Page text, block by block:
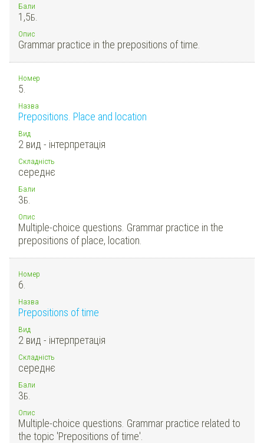
Бали
1,5Б.
Опис
Grammar practice in the prepositions of time.
Номер
5.
Назва
Prepositions. Place and location
Вид
2 вид - інтерпретація
Складність
середнє
Бали
3Б.
Опис
Multiple-choice questions. Grammar practice in the
prepositions of place, location.
Номер
6.
Назва
Prepositions of time
Вид
2 вид - інтерпретація
Складність
середнє
Бали
3Б.
Опис
Multiple-choice questions. Grammar practice related to
the topic 'Prepositions of time'.